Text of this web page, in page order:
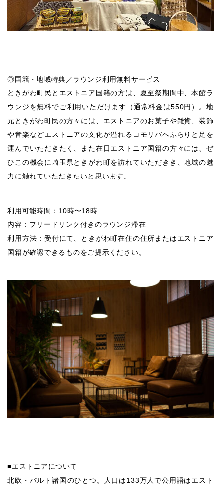
◎国籍・地域特典／ラウンジ利用無料サービス
ときがわ町民とエストニア国籍の方は、夏至祭期間中、本館ラ
ウンジを無料でご利用いただけます（通常料金は550円）。地
元ときがわ町民の方々には、エストニアのお菓子や雑貨、装飾
や音楽などエストニアの文化が溢れるコモリバへふらりと足を
運んでいただきたく、また在日エストニア国籍の方々には、ぜ
ひこの機会に埼玉県ときがわ町を訪れていただきき、地域の魅
力に触れていただきたいと思います。
利用可能時間：10時〜18時
内容：フリードリンク付きのラウンジ滞在
利用方法：受付にて、ときがわ町在住の住所またはエストニア
国籍が確認できるものをご提示ください。
■エストニアについて
北欧・バルト諸国のひとつ。人口は133万人で公用語はエスト